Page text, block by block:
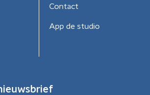
Contact
App de studio